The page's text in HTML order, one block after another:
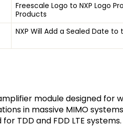
Freescale Logo to NXP Logo
Products
NXP Will Add a Sealed Date
module designed
in massive MIMO
TDD and FDD LTE systems.